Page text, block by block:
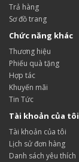
Trả hàng
Sơ đồ trang
Chức năng khác
Thương hiệu
Phiếu quà tặng
Hợp tác
Khuyến mãi
Tin Tức
Tài khoản của tôi
Tài khoản của tôi
Lịch sử đơn hàng
Danh sách yêu thích